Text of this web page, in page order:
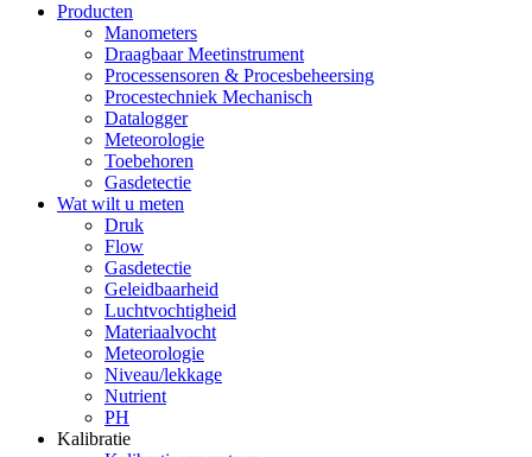
Producten
Manometers
Draagbaar Meetinstrument
Processensoren & Procesbeheersing
Procestechniek Mechanisch
Datalogger
Meteorologie
Toebehoren
Gasdetectie
Wat wilt u meten
Druk
Flow
Gasdetectie
Geleidbaarheid
Luchtvochtigheid
Materiaalvocht
Meteorologie
Niveau/lekkage
Nutrient
PH
Kalibratie